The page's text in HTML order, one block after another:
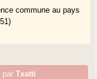
commune au pays
parTxatti